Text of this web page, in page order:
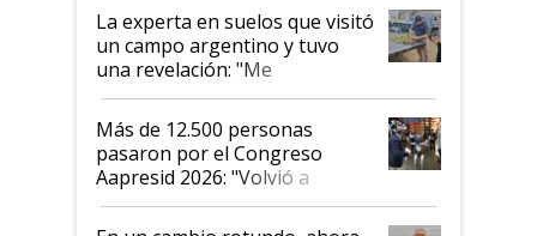
La experta en suelos que visitó
un campo argentino y tuvo
una revelación: "Me
impresionó mucho"
Más de 12.500 personas
pasaron por el Congreso
Aapresid 2026: "Volvió a
demostrar que hablar del
suelo es hablar de todo el